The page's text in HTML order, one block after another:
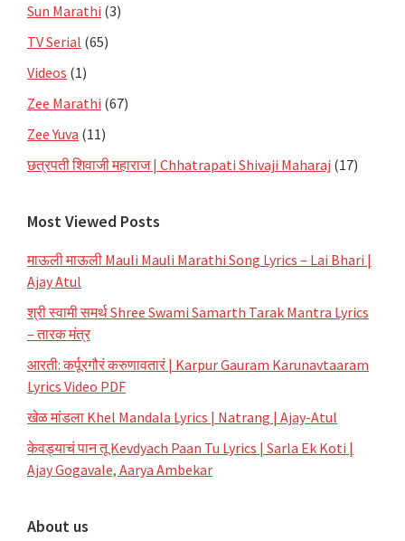
Sun Marathi (3)
TV Serial (65)
Videos (1)
Zee Marathi (67)
Zee Yuva (11)
छत्रपती शिवाजी महाराज | Chhatrapati Shivaji Maharaj (17)
Most Viewed Posts
माऊली माऊली Mauli Mauli Marathi Song Lyrics – Lai Bhari |
Ajay Atul
श्री स्वामी समर्थ Shree Swami Samarth Tarak Mantra Lyrics
– तारक मंत्र
आरती: कर्पूरगौरं करुणावतारं | Karpur Gauram Karunavtaaram
Lyrics Video PDF
खेळ मांडला Khel Mandala Lyrics | Natrang | Ajay-Atul
केवड्याचं पान तू Kevdyach Paan Tu Lyrics | Sarla Ek Koti |
Ajay Gogavale, Aarya Ambekar
About us